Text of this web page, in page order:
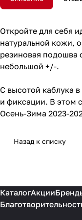
Откройте для себя
натуральной кожи,
резиновая подошва
небольшой +/-.
С высотой каблука
и фиксации. В этом
Осень-Зима 2023-
Назад к списку
КаталогАкции